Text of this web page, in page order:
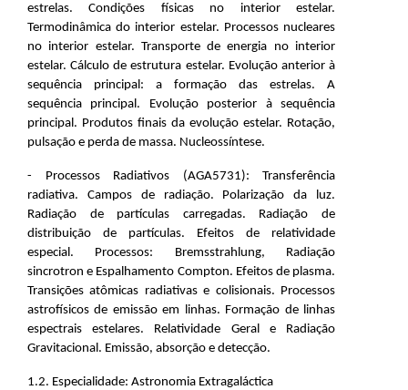
estrelas. Condições físicas no interior estelar.
Termodinâmica do interior estelar. Processos nucleares
no interior estelar. Transporte de energia no interior
estelar. Cálculo de estrutura estelar. Evolução anterior à
sequência principal: a formação das estrelas. A
sequência principal. Evolução posterior à sequência
principal. Produtos finais da evolução estelar. Rotação,
pulsação e perda de massa. Nucleossíntese.
- Processos Radiativos (AGA5731): Transferência
radiativa. Campos de radiação. Polarização da luz.
Radiação de partículas carregadas. Radiação de
distribuição de partículas. Efeitos de relatividade
especial. Processos: Bremsstrahlung, Radiação
sincrotron e Espalhamento Compton. Efeitos de plasma.
Transições atômicas radiativas e colisionais. Processos
astrofísicos de emissão em linhas. Formação de linhas
espectrais estelares. Relatividade Geral e Radiação
Gravitacional. Emissão, absorção e detecção.
1.2. Especialidade: Astronomia Extragaláctica